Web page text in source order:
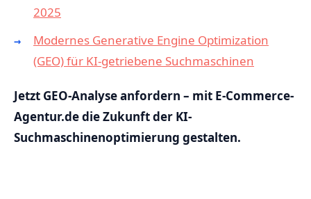
2025
Modernes Generative Engine Optimization
(GEO) für KI-getriebene Suchmaschinen
Jetzt GEO-Analyse anfordern – mit E-Commerce-
Agentur.de die Zukunft der KI-
Suchmaschinenoptimierung gestalten.